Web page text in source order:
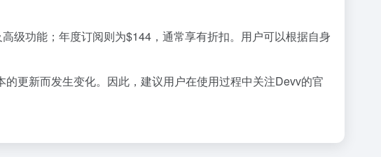
级功能；年度订阅则为$144，通常享有折扣。用户可以根据自身
更新而发生变化。因此，建议用户在使用过程中关注Devv的官